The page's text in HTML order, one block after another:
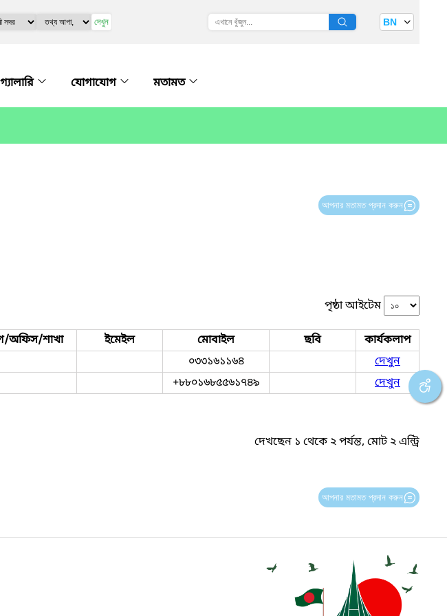
দেখুন BN
গ্যালারি যোগাযোগ মতামত
আপনার মতামত প্রদান করুন
পৃষ্ঠা আইটেম
অফিস/শাখা ইমেইল মোবাইল ছবি
কার্যকলাপ
০৩৩১৬১১৬৪
দেখুন
+৮৮০১৬৮৫৫৬১৭৪৯
দেখুন
দেখছেন ১ থেকে ২ পর্যন্ত, মোট ২ এন্ট্রি
আপনার মতামত প্রদান করুন